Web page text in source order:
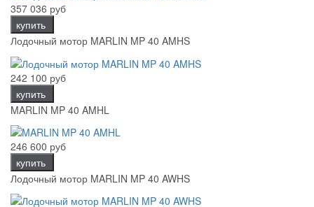
357 036 руб
купить
Лодочный мотор MARLIN MP 40 AMHS
242 100 руб
купить
MARLIN MP 40 AMHL
246 600 руб
купить
Лодочный мотор MARLIN MP 40 AWHS